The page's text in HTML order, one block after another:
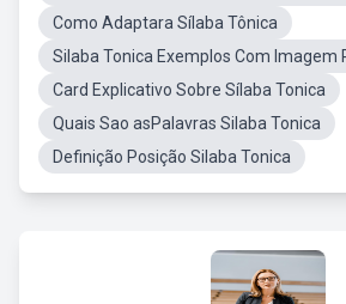
Como Adaptara Sílaba Tônica
Silaba Tonica Exemplos Com Imagem
Card Explicativo Sobre Sílaba Tonica
Quais Sao asPalavras Silaba Tonica
Definição Posição Silaba Tonica